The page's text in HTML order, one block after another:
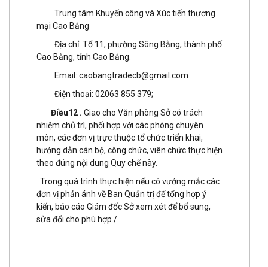
Trung tâm Khuyến công và Xúc tiến thương
mại Cao Bằng
Địa chỉ: Tổ 11, phường Sông Bằng, thành phố
Cao Bằng, tỉnh Cao Bằng.
Email: caobangtradecb@gmail.com
Điện thoại: 02063 855 379;
Điều12 . Giao cho Văn phòng Sở có trách
nhiệm chủ trì, phối hợp với các phòng chuyên
môn, các đơn vị trực thuộc tổ chức triển khai,
hướng dẫn cán bộ, công chức, viên chức thực hiện
theo đúng nội dung Quy chế này.
Trong quá trình thực hiện nếu có vướng mắc các
đơn vị phản ánh về Ban Quản trị để tổng hợp ý
kiến, báo cáo Giám đốc Sở xem xét để bổ sung,
sửa đổi cho phù hợp./.